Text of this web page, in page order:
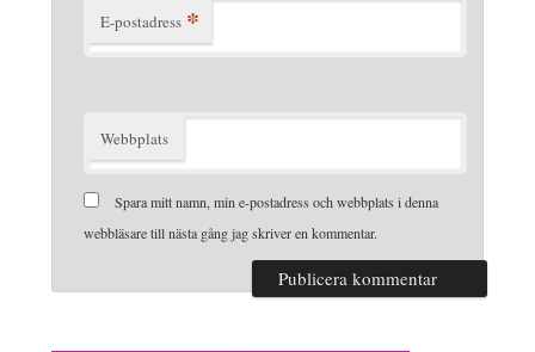
E-postadress *
Webbplats
Spara mitt namn, min e-postadress och webbplats i denna
webbläsare till nästa gång jag skriver en kommentar.